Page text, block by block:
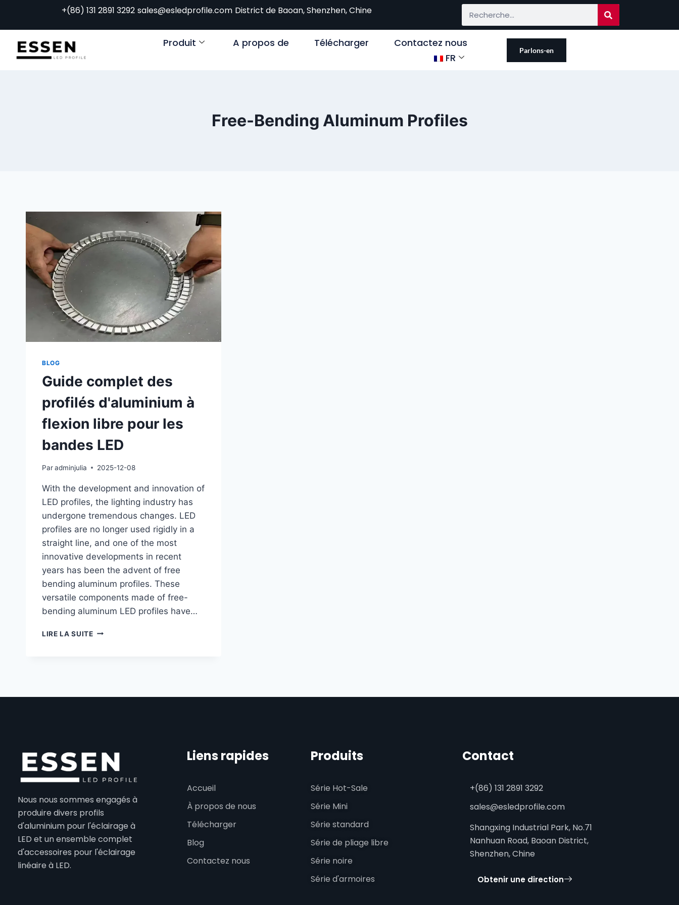
+(86) 131 2891 3292 sales@esledprofile.com District de Baoan, Shenzhen, Chine
Produit A propos de Télécharger
Contactez nous
FR
Parlons-en
Free-Bending Aluminum Profiles
BLOG
Guide complet des
profilés d'aluminium à
flexion libre pour les
bandes LED
Paradminjulia 2025-12-08
With the development and innovation of
LED profiles, the lighting industry has
undergone tremendous changes. LED
profiles are no longer used rigidly in a
straight line, and one of the most
innovative developments in recent
years has been the advent of free
bending aluminum profiles. These
versatile components made of free-
bending aluminum LED profiles have…
LIRE LA SUITE
Nous nous sommes engagés à
produire divers profils
d'aluminium pour l'éclairage à
LED et un ensemble complet
d'accessoires pour l'éclairage
linéaire à LED.
Liens rapides
Accueil
À propos de nous
Télécharger
Blog
Contactez nous
Produits
Série Hot-Sale
Série Mini
Série standard
Série de pliage libre
Série noire
Série d'armoires
Contact
+(86) 131 2891 3292
sales@esledprofile.com
Shangxing Industrial Park, No.71
Nanhuan Road, Baoan District,
Shenzhen, Chine
Obtenir une direction